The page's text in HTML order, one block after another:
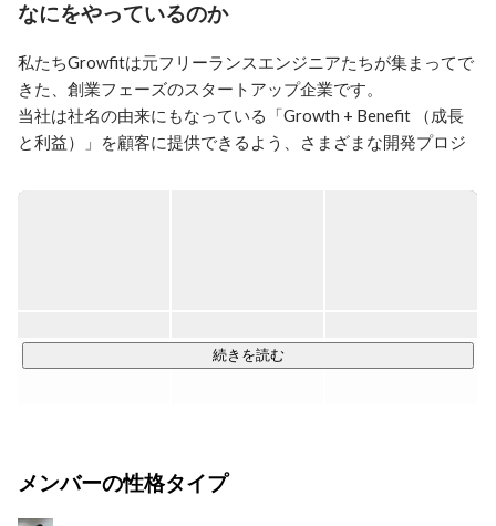
なにをやっているのか
私たちGrowfitは元フリーランスエンジニアたちが集まってで
きた、創業フェーズのスタートアップ企業です。
当社は社名の由来にもなっている「Growth + Benefit （成長
と利益）」を顧客に提供できるよう、さまざまな開発プロジ
現在は、ベンチャー企業を中心に話題のクラウドストレージ
サービスの開発などにも携わっておりますが、受託とSESをベ
続きを読む
メンバーの性格タイプ